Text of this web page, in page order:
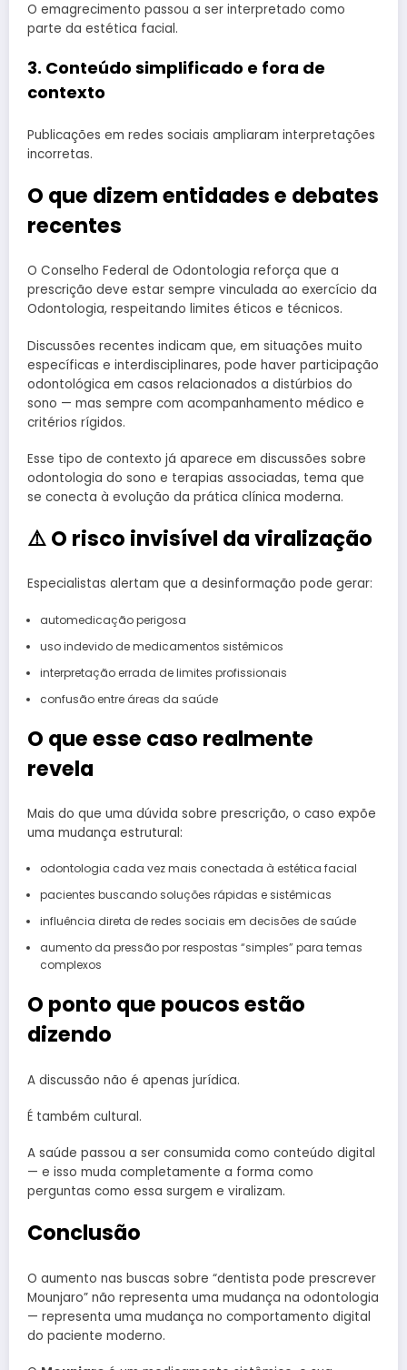
O emagrecimento passou a ser interpretado como
parte da estética facial.
3. Conteúdo simplificado e fora de
contexto
Publicações em redes sociais ampliaram interpretações
incorretas.
O que dizem entidades e debates
recentes
O Conselho Federal de Odontologia reforça que a
prescrição deve estar sempre vinculada ao exercício da
Odontologia, respeitando limites éticos e técnicos.
Discussões recentes indicam que, em situações muito
específicas e interdisciplinares, pode haver participação
odontológica em casos relacionados a distúrbios do
sono — mas sempre com acompanhamento médico e
critérios rígidos.
Esse tipo de contexto já aparece em discussões sobre
odontologia do sono e terapias associadas, tema que
se conecta à evolução da prática clínica moderna.
⚠️ O risco invisível da viralização
Especialistas alertam que a desinformação pode gerar:
automedicação perigosa
uso indevido de medicamentos sistêmicos
interpretação errada de limites profissionais
confusão entre áreas da saúde
O que esse caso realmente
revela
Mais do que uma dúvida sobre prescrição, o caso expõe
uma mudança estrutural:
odontologia cada vez mais conectada à estética facial
pacientes buscando soluções rápidas e sistêmicas
influência direta de redes sociais em decisões de saúde
aumento da pressão por respostas “simples” para temas
complexos
O ponto que poucos estão
dizendo
A discussão não é apenas jurídica.
É também cultural.
A saúde passou a ser consumida como conteúdo digital
— e isso muda completamente a forma como
perguntas como essa surgem e viralizam.
Conclusão
O aumento nas buscas sobre “dentista pode prescrever
Mounjaro” não representa uma mudança na odontologia
— representa uma mudança no comportamento digital
do paciente moderno.